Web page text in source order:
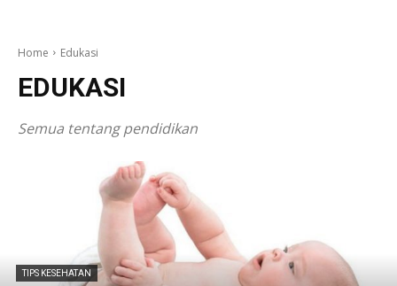
Home Edukasi
EDUKASI
Semua tentang pendidikan
TIPS KESEHATAN